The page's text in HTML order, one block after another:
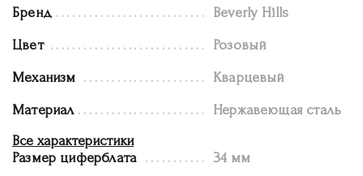
Бренд Beverly Hills
Цвет Розовый
Механизм Кварцевый
Материал
Нержавеющая сталь
Все характеристики
Размер циферблата
34 мм